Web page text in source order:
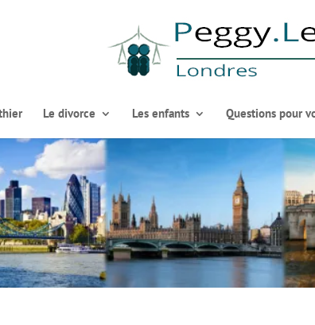
Le divorce Les enfants Questions pour